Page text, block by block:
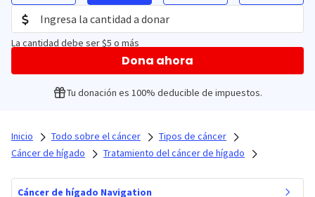
La cantidad debe ser $5 o más
Dona ahora
Tu donación es 100% deducible de impuestos.
Inicio Todo sobre el cáncer
Tipos de cáncer
Cáncer de hígado
Tratamiento del cáncer de hígado
Cáncer de hígado Navigation